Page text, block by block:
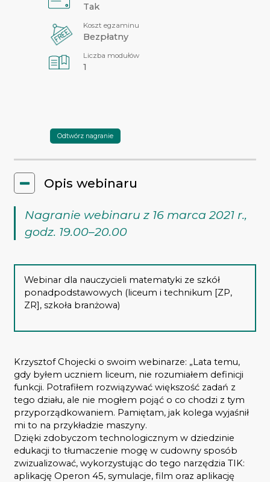
Tak
Koszt egzaminu
Bezpłatny
Liczba modułów
1
Odtwórz nagranie
Opis webinaru
Nagranie webinaru z 16 marca 2021 r.,
godz. 19.00–20.00
Webinardla nauczycieli matematyki ze szkół
ponadpodstawowych (liceum i technikum [ZP,
ZR], szkoła branżowa)
Krzysztof Chojecki o swoim webinarze: „Lata temu,
gdy byłem uczniem liceum, nie rozumiałem definicji
funkcji. Potrafiłem rozwiązywać większość zadań z
tego działu, ale nie mogłem pojąć o co chodzi z tym
przyporządkowaniem. Pamiętam, jak kolega wyjaśnił
mi to na przykładzie maszyny.
Dzięki zdobyczom technologicznym w dziedzinie
edukacji to tłumaczenie mogę w cudowny sposób
zwizualizować, wykorzystując do tego narzędzia TIK:
aplikację Operon 45, symulacje, film oraz aplikację